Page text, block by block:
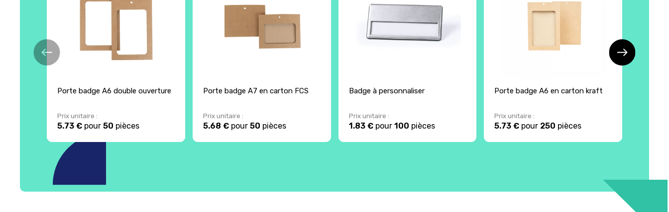
Porte badge A6 double ouverture
Prix unitaire :
5.73 € pour50 pièces
Porte badge A7 en carton FCS
Prix unitaire :
5.68 €pour 50 pièces
Badge à personnaliser
Prix unitaire :
1.83 €pour 100 pièces
Porte badge A6 en carton kraft
Prix unitaire :
5.73 € pour 250 pièces